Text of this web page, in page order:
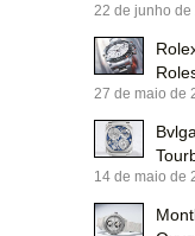
22 de junho de
27 de maio de
14 de maio de